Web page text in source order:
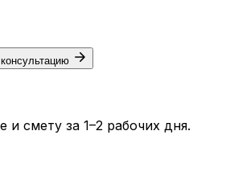
смету за 1–2 рабочих дня.